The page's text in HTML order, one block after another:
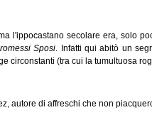
l'ippocastano secolare era, solo
Sposi. Infatti qui abitò un
circonstanti (tra cui la tumultuosa
autore di affreschi che non